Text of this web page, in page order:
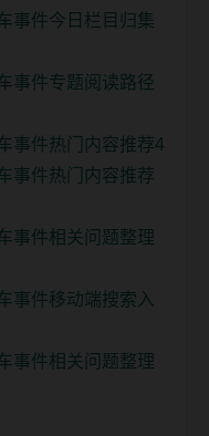
事件今日栏目归集
事件专题阅读路径
事件热门内容推荐4
事件热门内容推荐
事件相关问题整理
事件移动端搜索入
事件相关问题整理